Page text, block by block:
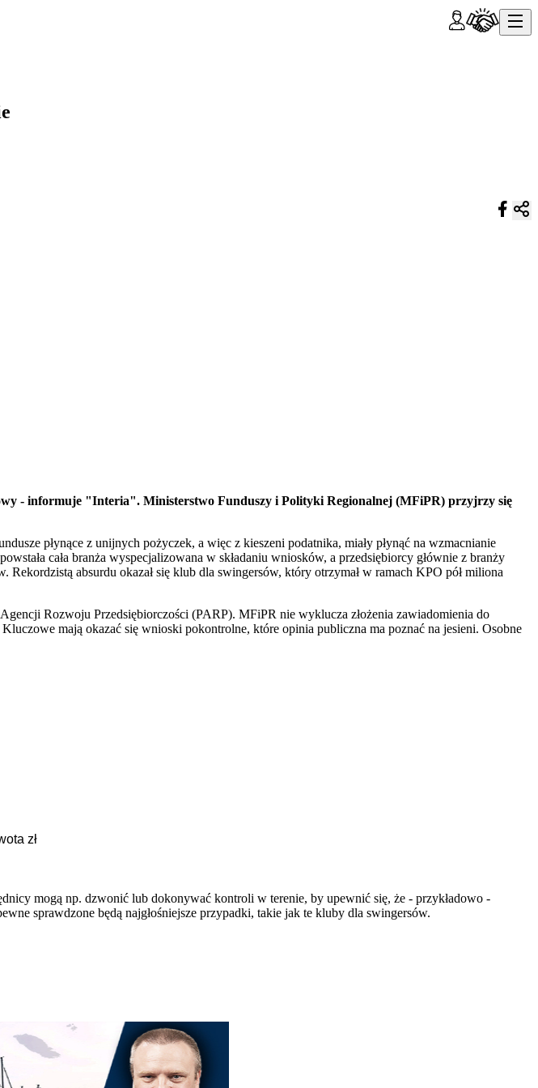
- informuje "Interia". Ministerstwo Funduszy i Polityki Regionalnej (MFiPR) przyjrzy się
płynące z unijnych pożyczek, a więc z kieszeni podatnika, miały płynąć na wzmacnianie
cała branża wyspecjalizowana w składaniu wniosków, a przedsiębiorcy głównie z branży
absurdu okazał się klub dla swingersów, który otrzymał w ramach KPO pół miliona
Rozwoju Przedsiębiorczości (PARP). MFiPR nie wyklucza złożenia zawiadomienia do
mają okazać się wnioski pokontrolne, które opinia publiczna ma poznać na jesieni. Osobne
mogą np. dzwonić lub dokonywać kontroli w terenie, by upewnić się, że - przykładowo -
sprawdzone będą najgłośniejsze przypadki, takie jak te kluby dla swingersów.